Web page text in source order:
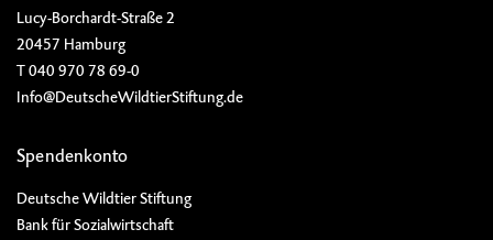
Lucy-Borchardt-Straße 2
20457 Hamburg
T 040 970 78 69-0
Info@DeutscheWildtierStiftung.de
Spendenkonto
Deutsche Wildtier Stiftung
Bank für Sozialwirtschaft